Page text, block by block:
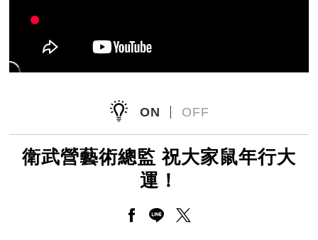
ON OFF
衛武營藝術總監 祝大家鼠年行大
運！
另開新視窗分享至facebook
另開新視窗分享至line
另開新視窗分享至